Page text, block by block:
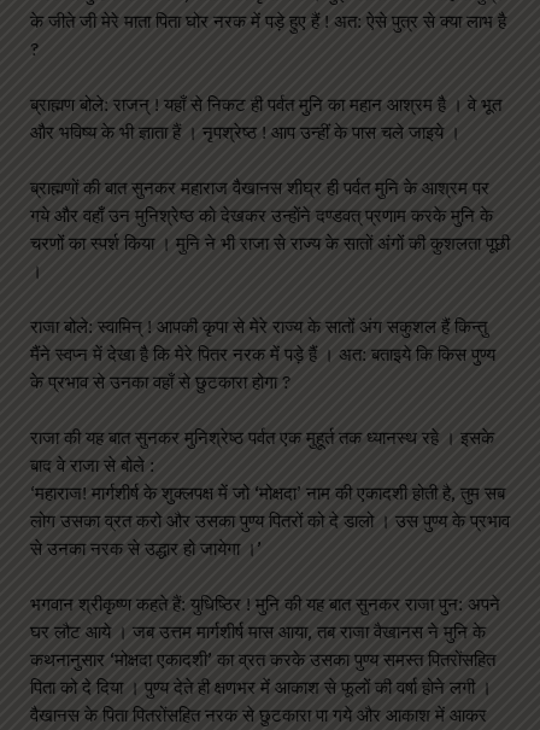
के जीते जी मेरे माता पिता घोर नरक में पड़े हुए हैं ! अत: ऐसे पुत्र से क्या लाभ है
?
ब्राह्मण बोले: राजन् ! यहाँ से निकट ही पर्वत मुनि का महान आश्रम है । वे भूत
और भविष्य के भी ज्ञाता हैं । नृपश्रेष्ठ ! आप उन्हीं के पास चले जाइये ।
ब्राह्मणों की बात सुनकर महाराज वैखानस शीघ्र ही पर्वत मुनि के आश्रम पर
गये और वहाँ उन मुनिश्रेष्ठ को देखकर उन्होंने दण्डवत् प्रणाम करके मुनि के
चरणों का स्पर्श किया । मुनि ने भी राजा से राज्य के सातों अंगों की कुशलता पूछी
।
राजा बोले: स्वामिन् ! आपकी कृपा से मेरे राज्य के सातों अंग सकुशल हैं किन्तु
मैंने स्वप्न में देखा है कि मेरे पितर नरक में पड़े हैं । अत: बताइये कि किस पुण्य
के प्रभाव से उनका वहाँ से छुटकारा होगा ?
राजा की यह बात सुनकर मुनिश्रेष्ठ पर्वत एक मुहूर्त तक ध्यानस्थ रहे । इसके
बाद वे राजा से बोले :
‘महाराज! मार्गशीर्ष के शुक्लपक्ष में जो ‘मोक्षदा’ नाम की एकादशी होती है, तुम सब
लोग उसका व्रत करो और उसका पुण्य पितरों को दे डालो । उस पुण्य के प्रभाव
से उनका नरक से उद्धार हो जायेगा ।’
भगवान श्रीकृष्ण कहते हैं: युधिष्ठिर ! मुनि की यह बात सुनकर राजा पुन: अपने
घर लौट आये । जब उत्तम मार्गशीर्ष मास आया, तब राजा वैखानस ने मुनि के
कथनानुसार ‘मोक्षदा एकादशी’ का व्रत करके उसका पुण्य समस्त पितरोंसहित
पिता को दे दिया । पुण्य देते ही क्षणभर में आकाश से फूलों की वर्षा होने लगी ।
वैखानस के पिता पितरोंसहित नरक से छुटकारा पा गये और आकाश में आकर